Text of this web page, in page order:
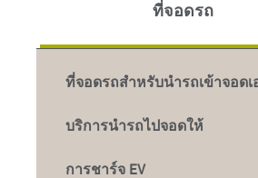
ที่จอดรถ
ที่จอดรถสำหรับนำรถเข้าจอดเ
บริการนำรถไปจอดให้
การชาร์จ EV